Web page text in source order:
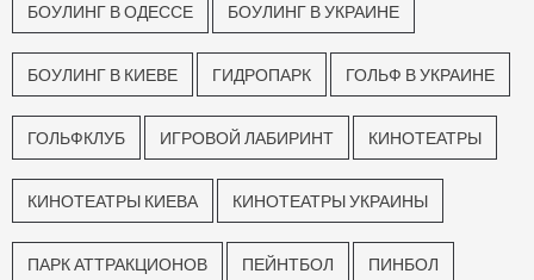
БОУЛИНГ В ОДЕССЕ БОУЛИНГ В УКРАИНЕ
БОУЛИНГ В КИЕВЕ ГИДРОПАРК ГОЛЬФ В УКРАИНЕ
ГОЛЬФКЛУБ ИГРОВОЙ ЛАБИРИНТ КИНОТЕАТРЫ
КИНОТЕАТРЫ КИЕВА КИНОТЕАТРЫ УКРАИНЫ
ПАРК АТТРАКЦИОНОВ ПЕЙНТБОЛ ПИНБОЛ